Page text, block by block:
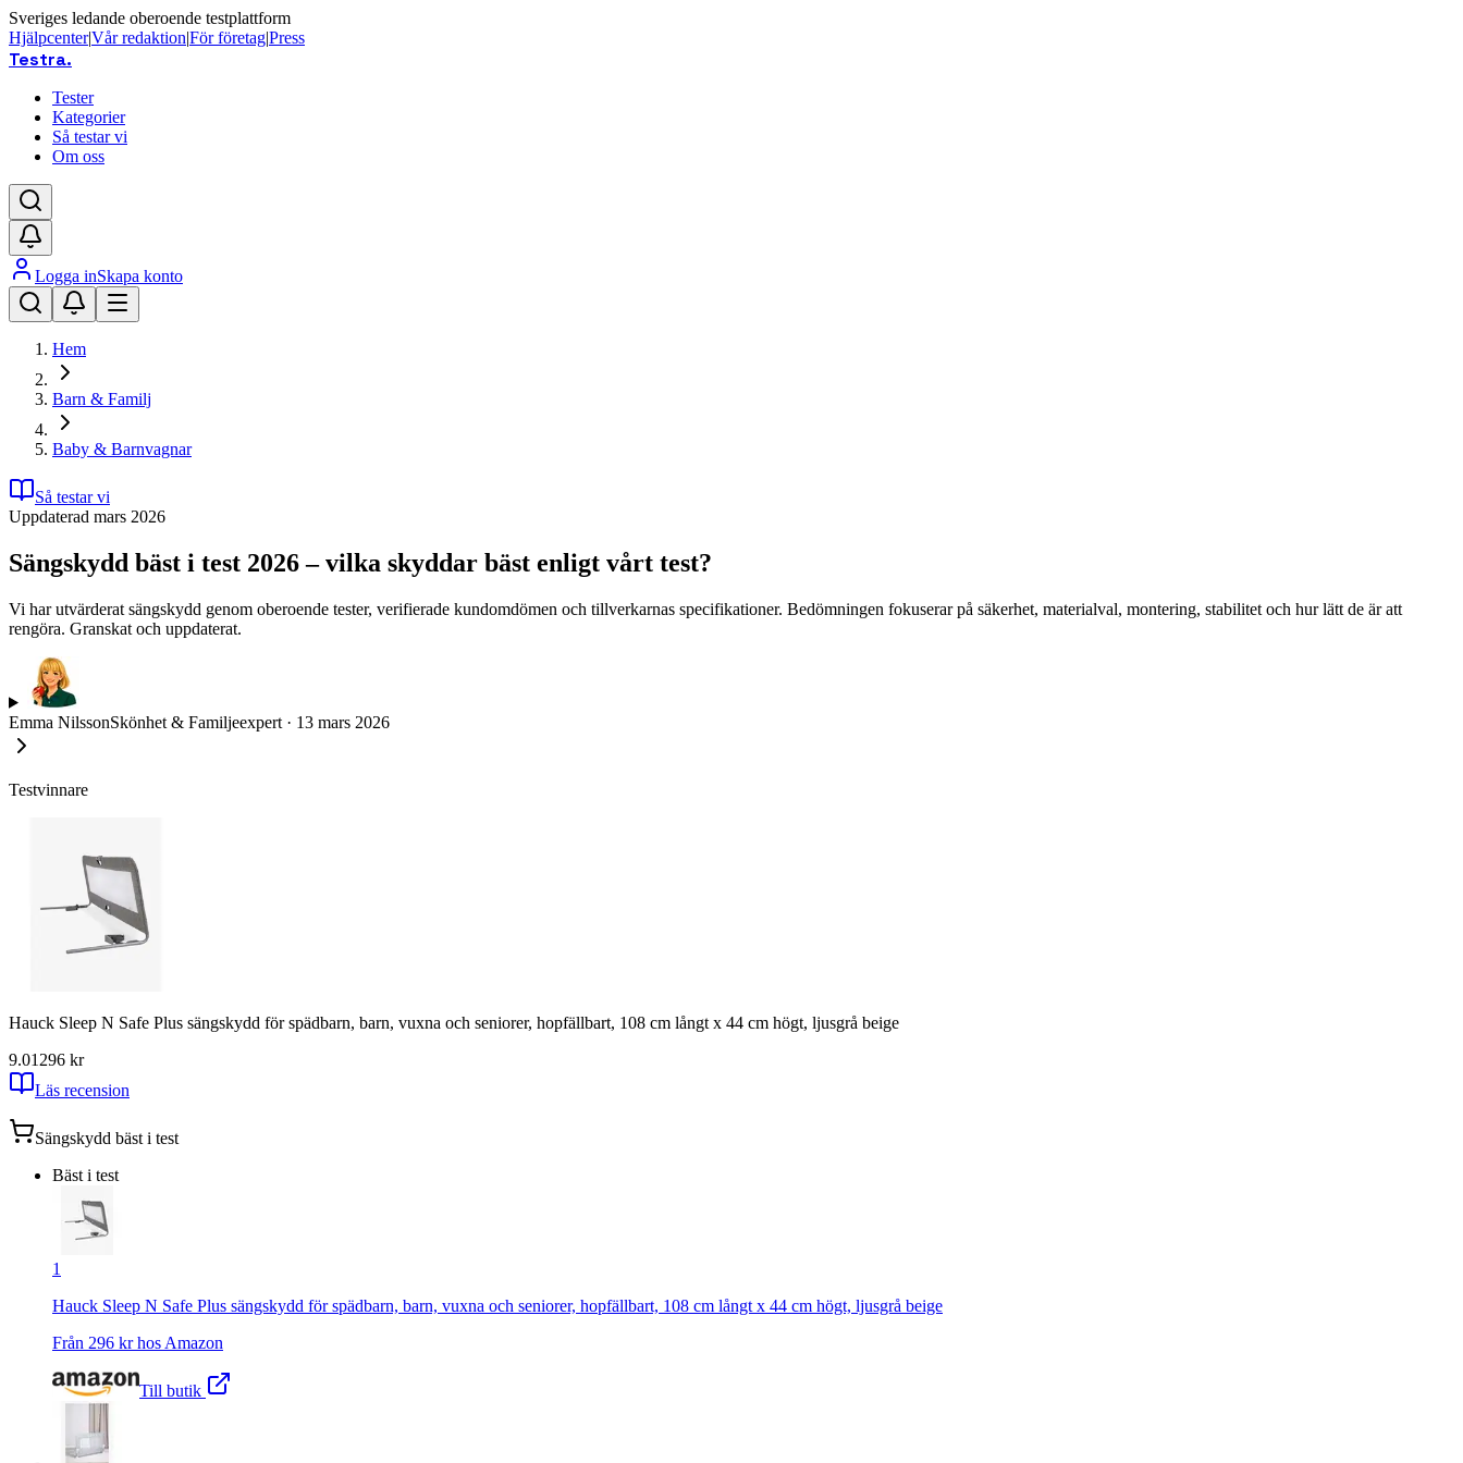
Sveriges ledande oberoende testplattform
Hjälpcenter|Vår redaktion|För företag|Press
Testra.
Tester
Kategorier
Så testar vi
Om oss
Logga inSkapa konto
Hem
Barn & Familj
Baby & Barnvagnar
Så testar vi
Uppdaterad mars 2026
Sängskydd bäst i test 2026 – vilka skyddar bäst enligt vårt test?
Vi har utvärderat sängskydd genom oberoende tester, verifierade kundomdömen och tillverkarnas specifikationer. Bedömningen fokuserar på säkerhet, materialval, montering, stabilitet och hur lätt de är att
rengöra. Granskat och uppdaterat.
Emma NilssonSkönhet & Familjeexpert · 13 mars 2026
Testvinnare
Hauck Sleep N Safe Plus sängskydd för spädbarn, barn, vuxna och seniorer, hopfällbart, 108 cm långt x 44 cm högt, ljusgrå beige
9.01 296 kr
Läs recension
Sängskydd bäst i test
Bäst i test
1
Hauck Sleep N Safe Plus sängskydd för spädbarn, barn, vuxna och seniorer, hopfällbart, 108 cm långt x 44 cm högt, ljusgrå beige
Från 296 kr hos Amazon
Till butik